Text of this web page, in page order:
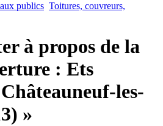
publics Toitures, couvreurs,
à propos de la
: Ets
les-
»